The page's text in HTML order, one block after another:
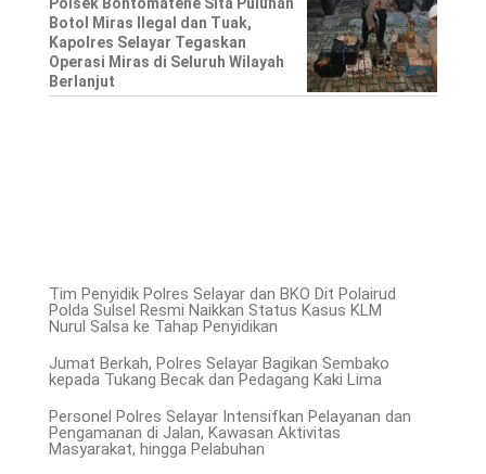
Polsek Bontomatene Sita Puluhan
Botol Miras Ilegal dan Tuak,
Kapolres Selayar Tegaskan
Operasi Miras di Seluruh Wilayah
Berlanjut
Tim Penyidik Polres Selayar dan BKO Dit Polairud
Polda Sulsel Resmi Naikkan Status Kasus KLM
Nurul Salsa ke Tahap Penyidikan
Jumat Berkah, Polres Selayar Bagikan Sembako
kepada Tukang Becak dan Pedagang Kaki Lima
Personel Polres Selayar Intensifkan Pelayanan dan
Pengamanan di Jalan, Kawasan Aktivitas
Masyarakat, hingga Pelabuhan